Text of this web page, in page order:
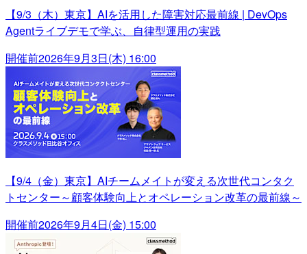
【9/3（木）東京】AIを活用した障害対応最前線 | DevOps
Agentライブデモで学ぶ、自律型運用の実践
開催前2026年9月3日(木) 16:00
【9/4（金）東京】AIチームメイトが変える次世代コンタク
トセンター～顧客体験向上とオペレーション改革の最前線～
開催前2026年9月4日(金) 15:00